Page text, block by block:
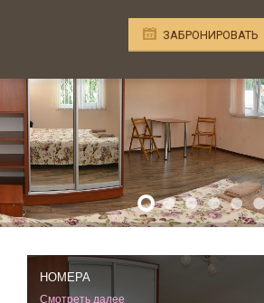
ЗАБРОНИРОВАТЬ
НОМЕРА
Смотреть далее